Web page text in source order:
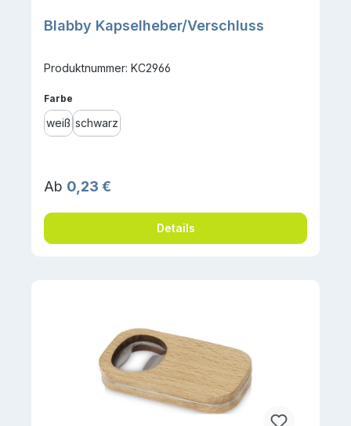
Blabby Kapselheber/Verschluss
Produktnummer: KC2966
Farbe
weiß schwarz
Regulärer Preis:
Ab 0,23 €
Details